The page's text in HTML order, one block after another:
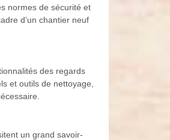
normes de sécurité et
d’un chantier neuf
des regards
et outils de nettoyage,
un grand savoir-